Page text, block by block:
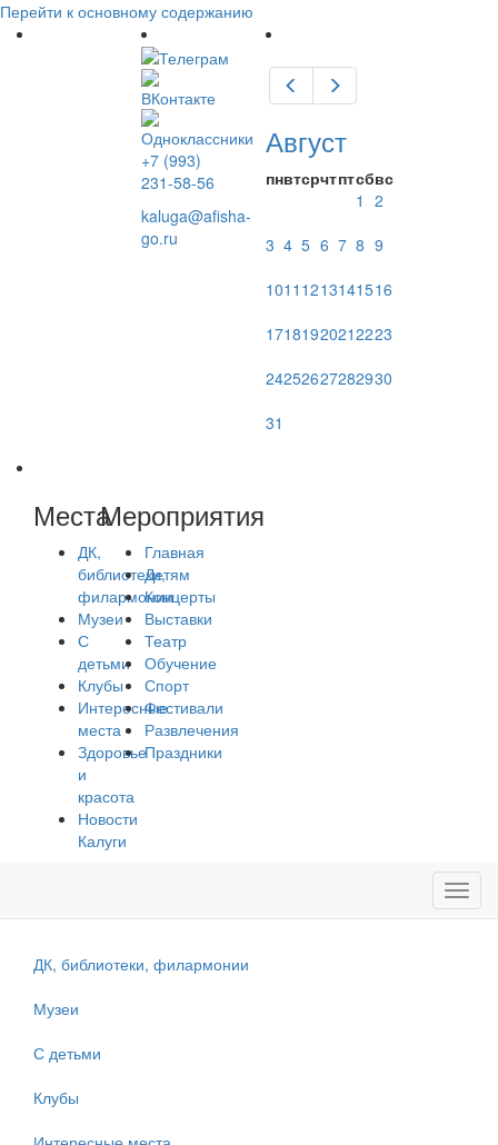
Перейти к основному содержанию
+7 (993)
231-58-56
kaluga@afisha-
go.ru
Предыдущий
Август
пнвтсрчтптсбвс
1 2
3 4 5 6 7 8 9
1011 1213141516
17181920212223
24252627282930
31
Места
ДК,
библиотеки,
филармонии
Музеи
С
детьми
Клубы
Интересные
места
Здоровье
и
красота
Новости
Калуги
Мероприятия
Главная
Детям
Концерты
Выставки
Театр
Обучение
Спорт
Фестивали
Развлечения
Праздники
ДК, библиотеки, филармонии
Музеи
С детьми
Клубы